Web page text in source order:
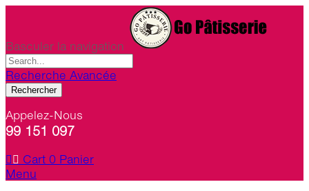
Basculer la navigation
Recherche Avancée
Rechercher
Appelez-Nous
99 151 097
Cart 0 Panier
Menu